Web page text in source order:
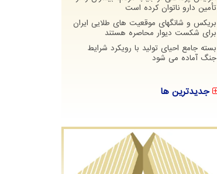
تأمین دارو ناتوان کرده است
بریکس و شانگهای موقعیت های طلایی ایران
برای شکست دیوار محاصره هستند
بسته جامع احیای تولید با رویکرد شرایط
جنگ آماده می شود
جدیدترین ها